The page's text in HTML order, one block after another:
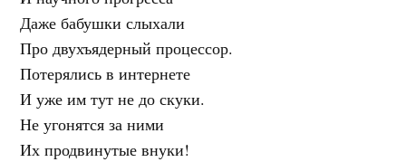
Даже бабушки слыхали
Про двухъядерный процессор.
Потерялись в интернете
И уже им тут не до скуки.
Не угонятся за ними
Их продвинутые внуки!